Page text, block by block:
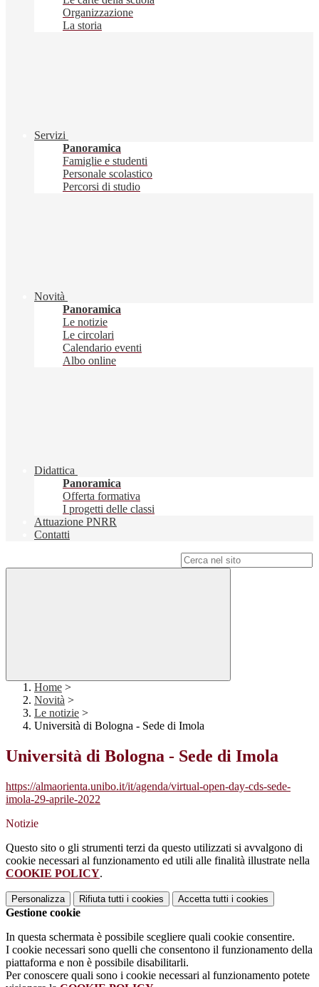
Organizzazione
La storia
Servizi
Panoramica
Famiglie e studenti
Personale scolastico
Percorsi di studio
Novità
Panoramica
Le notizie
Le circolari
Calendario eventi
Albo online
Didattica
Panoramica
Offerta formativa
I progetti delle classi
Attuazione PNRR
Contatti
Home >
Novità >
Le notizie >
Università di Bologna - Sede di Imola
Università di Bologna - Sede di Imola
https://almaorienta.unibo.it/it/agenda/virtual-open-day-cds-sede-
imola-29-aprile-2022
Notizie
Questo sito o gli strumenti terzi da questo utilizzati si avvalgono di
cookie necessari al funzionamento ed utili alle finalità illustrate nella
COOKIE POLICY.
Personalizza Rifiuta tutti i cookies Accetta tutti i cookies
Gestione cookie
In questa schermata è possibile scegliere quali cookie consentire.
I cookie necessari sono quelli che consentono il funzionamento della
piattaforma e non è possibile disabilitarli.
Per conoscere quali sono i cookie necessari al funzionamento potete